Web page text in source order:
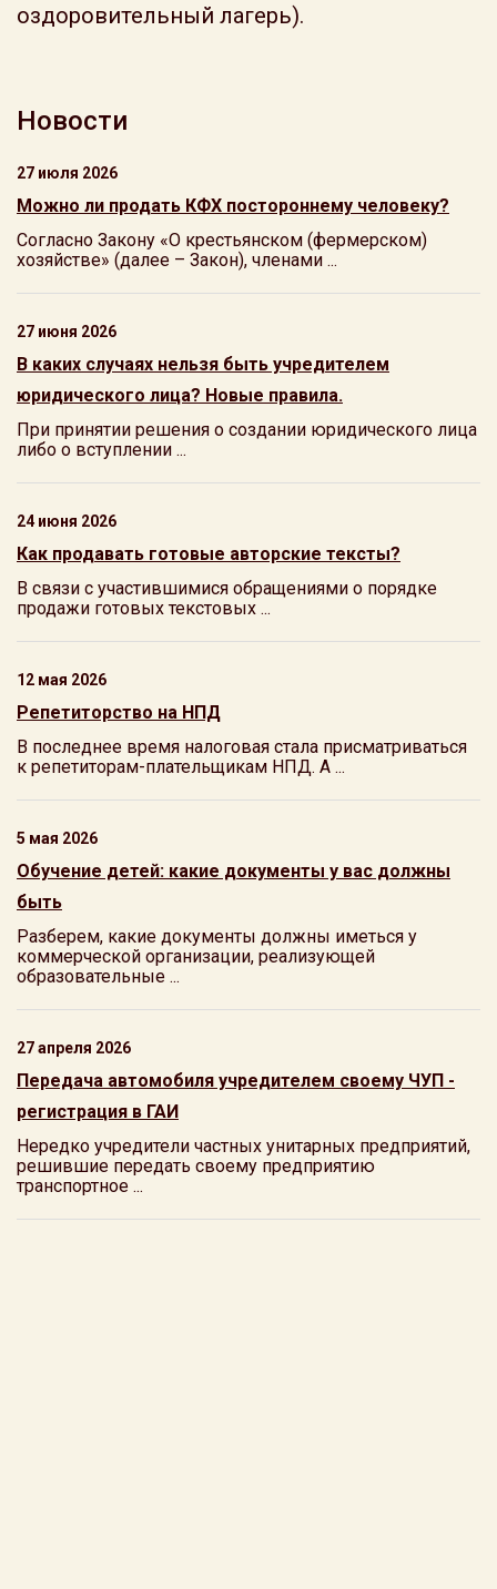
оздоровительный лагерь).
Новости
27 июля 2026
Можно ли продать КФХ постороннему человеку?
Согласно Закону «О крестьянском (фермерском)
хозяйстве» (далее – Закон), членами ...
27 июня 2026
В каких случаях нельзя быть учредителем
юридического лица? Новые правила.
При принятии решения о создании юридического лица
либо о вступлении ...
24 июня 2026
Как продавать готовые авторские тексты?
В связи с участившимися обращениями о порядке
продажи готовых текстовых ...
12 мая 2026
Репетиторство на НПД
В последнее время налоговая стала присматриваться
к репетиторам-плательщикам НПД. А ...
5 мая 2026
Обучение детей: какие документы у вас должны
быть
Разберем, какие документы должны иметься у
коммерческой организации, реализующей
образовательные ...
27 апреля 2026
Передача автомобиля учредителем своему ЧУП -
регистрация в ГАИ
Нередко учредители частных унитарных предприятий,
решившие передать своему предприятию
транспортное ...